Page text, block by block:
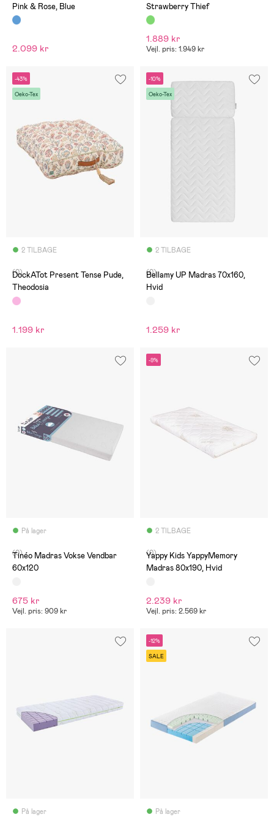
Pink & Rose, Blue
2.099 kr
Strawberry Thief
1.889 kr
Vejl. pris: 1.949 kr
-43%
Oeko-Tex
2 TILBAGE
(0)
DockATot Present Tense Pude,
Theodosia
1.199 kr
-10%
Oeko-Tex
2 TILBAGE
(0)
Bellamy UP Madras 70x160,
Hvid
1.259 kr
På lager
(0)
Tinéo Madras Vokse Vendbar
60x120
675 kr
Vejl. pris: 909 kr
-9%
2 TILBAGE
(0)
Yappy Kids YappyMemory
Madras 80x190, Hvid
2.239 kr
Vejl. pris: 2.569 kr
På lager
-12%
SALE
På lager